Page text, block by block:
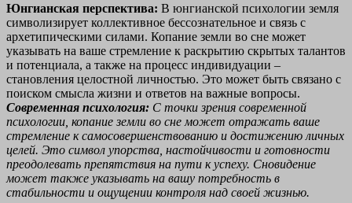
Юнгианская перспектива: В юнгианской психологии земля
символизирует коллективное бессознательное и связь с
архетипическими силами. Копание земли во сне может
указывать на ваше стремление к раскрытию скрытых талантов
и потенциала, а также на процесс индивидуации –
становления целостной личностью. Это может быть связано с
поиском смысла жизни и ответов на важные вопросы.
Современная психология: С точки зрения современной
психологии, копание земли во сне может отражать ваше
стремление к самосовершенствованию и достижению личных
целей. Это символ упорства, настойчивости и готовности
преодолевать препятствия на пути к успеху. Сновидение
может также указывать на вашу потребность в
стабильности и ощущении контроля над своей жизнью.